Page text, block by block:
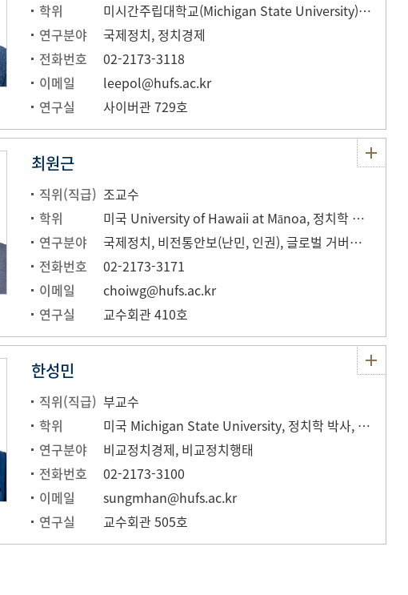
학위
미시간주립대학교(Michigan State University) 정치학박사(Ph.D., 1994)
연구분야
국제정치, 정치경제
전화번호
02-2173-3118
이메일
leepol@hufs.ac.kr
연구실
사이버관 729호
최원근
직위(직급) 조교수
학위
미국 University of Hawaii at Mānoa, 정치학 박사, 2020
연구분야
국제정치, 비전통안보(난민, 인권), 글로벌 거버넌스, 초국가적 사회운동
전화번호
02-2173-3171
이메일
choiwg@hufs.ac.kr
연구실
교수회관 410호
한성민
직위(직급) 부교수
학위
미국 Michigan State University, 정치학 박사, 2016
연구분야
비교정치경제, 비교정치행태
전화번호
02-2173-3100
이메일
sungmhan@hufs.ac.kr
연구실
교수회관 505호